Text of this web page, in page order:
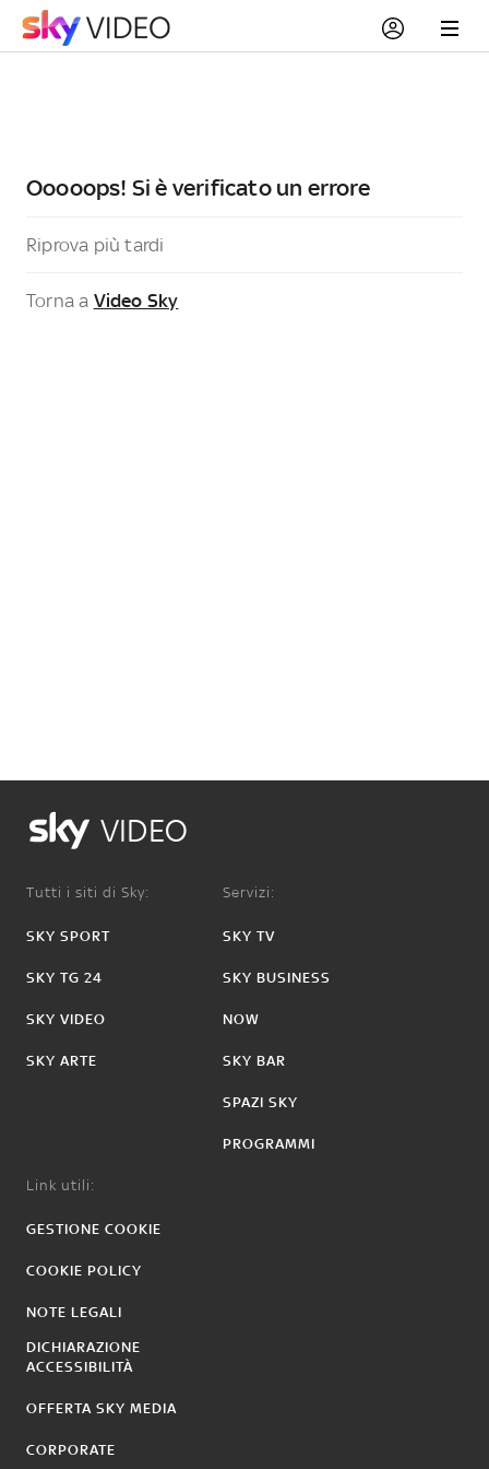
Ooooops! Si è verificato un errore
Riprova più tardi
Torna a Video Sky
VIDEO
Tutti i siti di Sky:
SKY SPORT
SKY TG 24
SKY VIDEO
SKY ARTE
Servizi:
SKY TV
SKY BUSINESS
NOW
SKY BAR
SPAZI SKY
PROGRAMMI
Link utili:
GESTIONE COOKIE
COOKIE POLICY
NOTE LEGALI
DICHIARAZIONE
ACCESSIBILITÀ
OFFERTA SKY MEDIA
CORPORATE